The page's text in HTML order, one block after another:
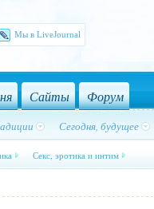
Мы в LiveJournal
Сайты Форум
Сегодня, будущее
Секс, эротика и интим